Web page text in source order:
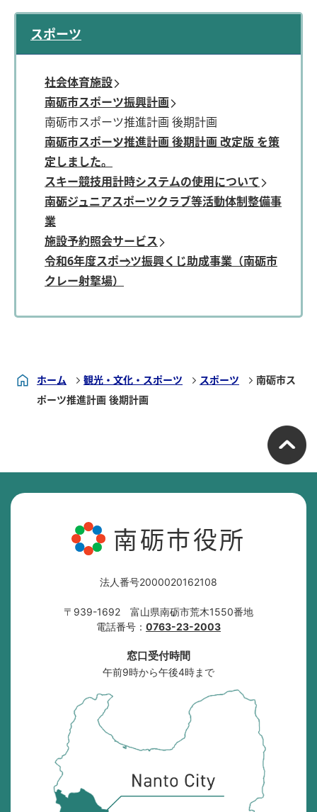
スポーツ
社会体育施設
南砺市スポーツ振興計画
南砺市スポーツ推進計画 後期計画
南砺市スポーツ推進計画 後期計画 改定版 を策
定しました。
スキー競技用計時システムの使用について
南砺ジュニアスポーツクラブ等活動体制整備事
業
施設予約照会サービス
令和6年度スポーツ振興くじ助成事業（南砺市
クレー射撃場）
ホーム 観光・文化・スポーツ スポーツ
南砺市ス
ポーツ推進計画 後期計画
南砺市役所
法人番号2000020162108
〒939-1692 富山県南砺市荒木1550番地
電話番号： 0763-23-2003
窓口受付時間
午前9時から午後4時まで
位
置
を